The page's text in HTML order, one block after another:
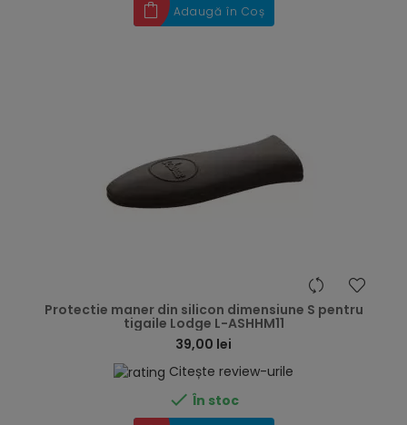
Adaugă în Coș
Protectie maner din silicon dimensiune S pentru
tigaile Lodge L-ASHHM11
39,00 lei
Citește review-urile
 În stoc